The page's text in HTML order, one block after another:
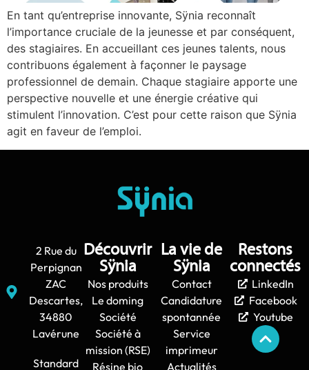
En tant qu’entreprise innovante, Sÿnia reconnaît
l’importance cruciale de la jeunesse et par conséquent,
des stagiaires. En accueillant ces jeunes talents, nous
contribuons également à façonner le paysage
professionnel de demain. Chaque stagiaire apporte une
perspective nouvelle et une énergie créative qui
stimulent l’innovation. C’est pour cette raison que Sÿnia
agit en faveur de l’emploi.
2 Rue du
Perpignan
ZAC
Descartes,
34880
Lavérune
Standard
Découvrir
Sÿnia
Nos produits
Le doming
Société
Société à
mission (RSE)
Résine bio
La vie de
Sÿnia
Contact
Candidature
spontannée
Service
imprimeur
Actualités
Restons
connectés
LinkedIn
Facebook
Youtube